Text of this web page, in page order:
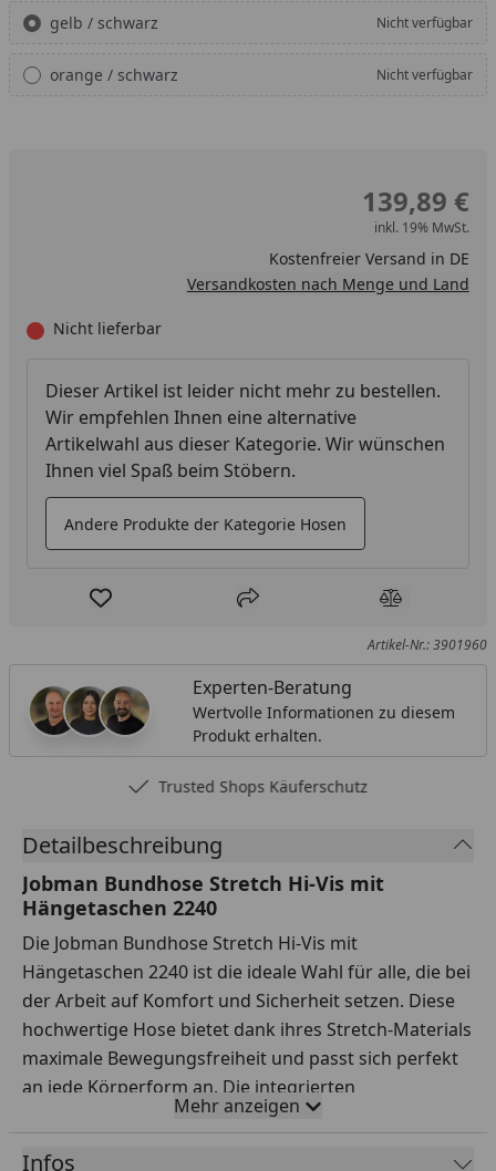
Alle anzeigen (2)
gelb / schwarz Nicht verfügbar
orange / schwarz Nicht verfügbar
139,89 €
inkl. 19% MwSt.
Kostenfreier Versand in DE
Versandkosten nach Menge und Land
Nicht lieferbar
Dieser Artikel ist leider nicht mehr zu bestellen.
Wir empfehlen Ihnen eine alternative
Artikelwahl aus dieser Kategorie. Wir wünschen
Ihnen viel Spaß beim Stöbern.
Andere Produkte der Kategorie Hosen
Produkt zur Wunschliste hinzufügen
Teilen Produkt
Artikel-Nr.: 3901960
Experten-Beratung
Wertvolle Informationen zu diesem
Produkt erhalten.
Trusted Shops Käuferschutz
Detailbeschreibung
Jobman Bundhose Stretch Hi-Vis mit
Hängetaschen 2240
Die Jobman Bundhose Stretch Hi-Vis mit
Hängetaschen 2240 ist die ideale Wahl für alle, die bei
der Arbeit auf Komfort und Sicherheit setzen. Diese
hochwertige Hose bietet dank ihres Stretch-Materials
maximale Bewegungsfreiheit und passt sich perfekt
an jede Körperform an. Die integrierten
Hängetaschen bieten zusätzlichen Stauraum für
Mehr anzeigen
Infos